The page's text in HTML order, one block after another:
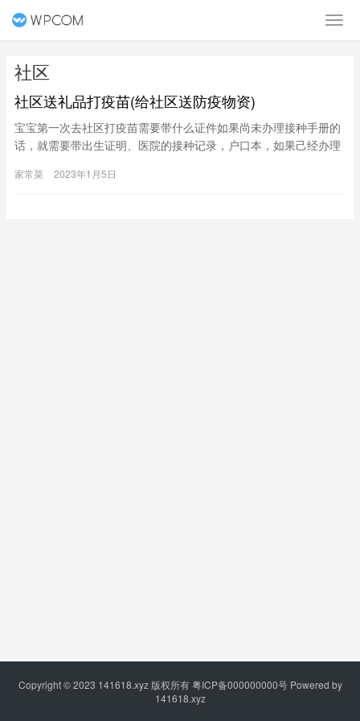
社区
社区送礼品打疫苗(给社区送防疫物资)
宝宝第一次去社区打疫苗需要带什么证件如果尚未办理接种手册的
话，就需要带出生证明、医院的接种记录，户口本，如果己经办理
次去社区需要带哪些证件要带医院接种过疫苗的
家常菜 2023年1月5日
Copyright © 2023 141618.xyz版权所有粤ICP备000000000号Powered by
141618.xyz